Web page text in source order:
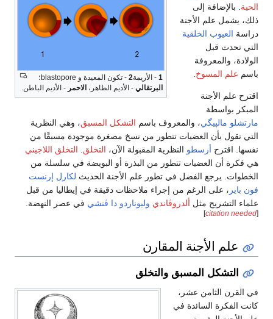
1 - الأريمة2 - تكون المعيدة و blastopore؛
البرتقالي - الأديم الظاهر، الاحمر - الأديم الباطن.
الحية . بالإضافة إلى
ذلك، يشمل علم الأجنة
دراسة العيوب الخلقية
التي تحدث قبل
الولادة، والمعروفة
باسم علم المسوخ
اقترح علم الأجنة
المبكر بواسطة
مارتشلو مالپيگي، والمعروف باسم التشكل المسبق، وهي النظرية
التي تقول بأن العضيات تتطور من نسخ مصغرة موجودة مسبقًا من
نفسها. اقترح أرسطو النظرية المقبولة الآن، التخلق
التخلق اللاجيني
هي فكرة أن العضيات تتطور من البذرة أو البويضة في سلسلة من
الخطوات. يرجع الفضل في تطور علم الأجنة الحديث لكارل إرنست
فون باير ، على الرغم من إجراء ملاحظات دقيقة في إيطاليا من قبل
علماء التشريح مثل ألدروڤاندي وليوناردو دا ڤنشي في عصر النهضة.
[
citation needed
]
علم الأجنة المقارن
التشكل المسبق والتخلق
في القرن الثامن عشر،
كانت الفكرة السائدة في